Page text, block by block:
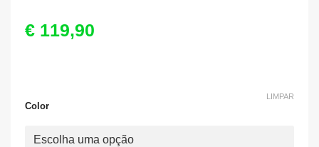
€119,90
Color
LIMPAR